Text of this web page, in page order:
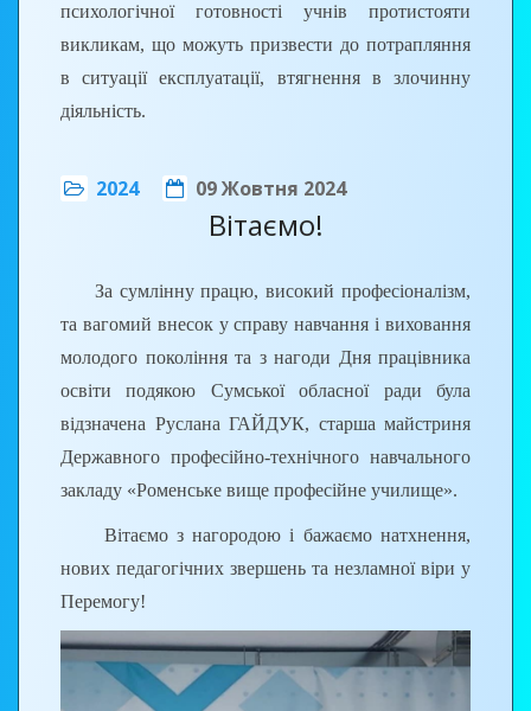
індивідуального кар’єрного плану»;
«Інтеграція технік підвищення мотивації та основ
«Групова робота. Портрет учня», «Позитивне
мислення й рішення – орієнтований підхід як
інструмент мотивації», «Мотивуючі та демотивуючі
стилі комунікації у кар’єрному супроводі».
психологічної готовності учнів протистояти
викликам, що можуть призвести до потрапляння
в ситуації експлуатації, втягнення в злочинну
діяльність.
правилами та алгоритмом практичних дій щодо
власної безпеки, безпечного спілкування онлайн
Під час проведення просвітницько-
профілактичної гри «Рожеві окуляри» учні
отримали корисні знання та практичні поради для
уникнення небезпечних ситуацій потрапляння в
експлуатацію.
2024 09 Жовтня 2024
Вітаємо!
За сумлінну працю, високий професіоналізм,
та вагомий внесок у справу навчання і виховання
молодого покоління та з нагоди Дня працівника
освіти подякою Сумської обласної ради була
відзначена Руслана ГАЙДУК, старша майстриня
Державного професійно-технічного навчального
закладу «Роменське вище професійне училище».
Вітаємо з нагородою і бажаємо натхнення,
нових педагогічних звершень та незламної віри у
Перемогу!